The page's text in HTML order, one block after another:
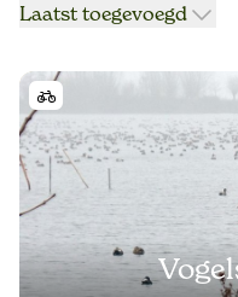
Laatst toegevoegd